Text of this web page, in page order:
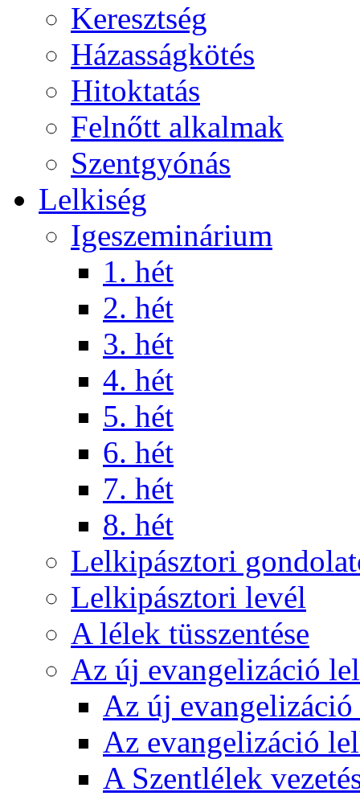
Keresztség
Házasságkötés
Hitoktatás
Felnőtt alkalmak
Szentgyónás
Lelkiség
Igeszeminárium
1. hét
2. hét
3. hét
4. hét
5. hét
6. hét
7. hét
8. hét
Lelkipásztori
Lelkipásztori levél
A lélek tüsszentése
Az új evangelizáció
Az új
Az evangelizáció
A Szentlélek